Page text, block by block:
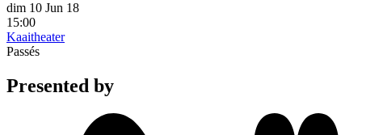
dim 10 Jun 18
15:00
Kaaitheater
Passés
Presented by